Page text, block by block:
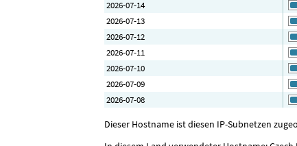
2026-07-14
2026-07-13
2026-07-12
2026-07-11
2026-07-10
2026-07-09
2026-07-08
Dieser Hostname ist diesen IP-Subnetzen